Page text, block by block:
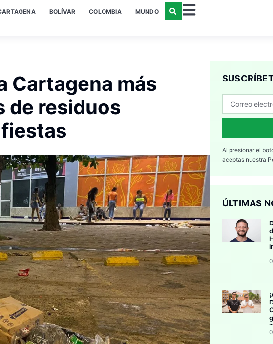
BOLÍVAR COLOMBIA MUNDO
Cartagena más
de residuos
Al presionar el
aceptas nuestra
ÚLTIMAS